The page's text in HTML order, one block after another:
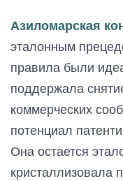
Азиломарская
эталонным
правила были
поддержала
коммерческих
потенциал
Она остается
кристаллизовала